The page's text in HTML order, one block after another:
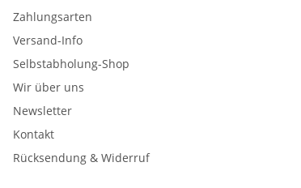
Zahlungsarten
Versand-Info
Selbstabholung-Shop
Wir über uns
Newsletter
Kontakt
Rücksendung & Widerruf